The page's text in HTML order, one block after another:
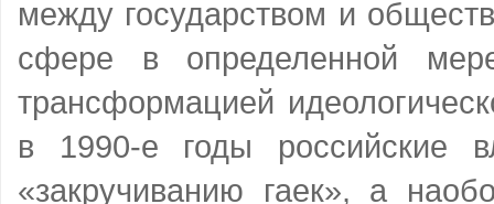
между государством и
сфере в определенной
трансформацией
в 1990-е годы российские
«закручиванию гаек», а